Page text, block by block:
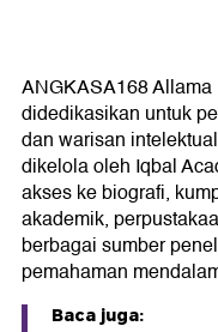
ANGKASA168
didedikasikan untuk
dan warisan
dikelola oleh Iqbal
akses ke biografi,
akademik,
berbagai sumber
pemahaman
Baca juga: